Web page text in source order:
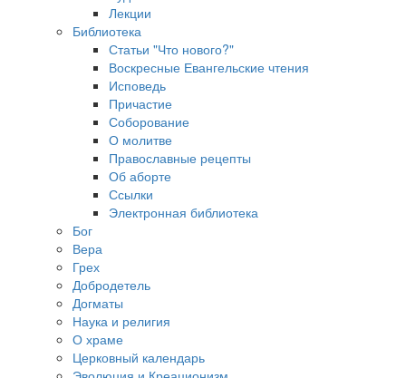
Лекции
Библиотека
Статьи "Что нового?"
Воскресные Евангельские чтения
Исповедь
Причастие
Соборование
О молитве
Православные рецепты
Об аборте
Ссылки
Электронная библиотека
Бог
Вера
Грех
Добродетель
Догматы
Наука и религия
О храме
Церковный календарь